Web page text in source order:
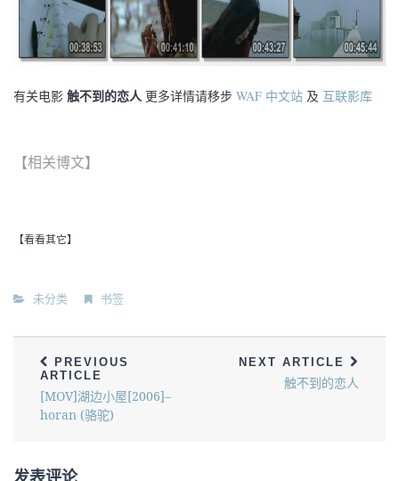
有关电影 触不到的恋人 更多详情请移步 WAF 中文站 及 互联影库
【相关博文】
【看看其它】
未分类 书签
PREVIOUS
ARTICLE
[MOV]湖边小屋[2006]–
horan (骆驼)
NEXT ARTICLE
触不到的恋人
发表评论